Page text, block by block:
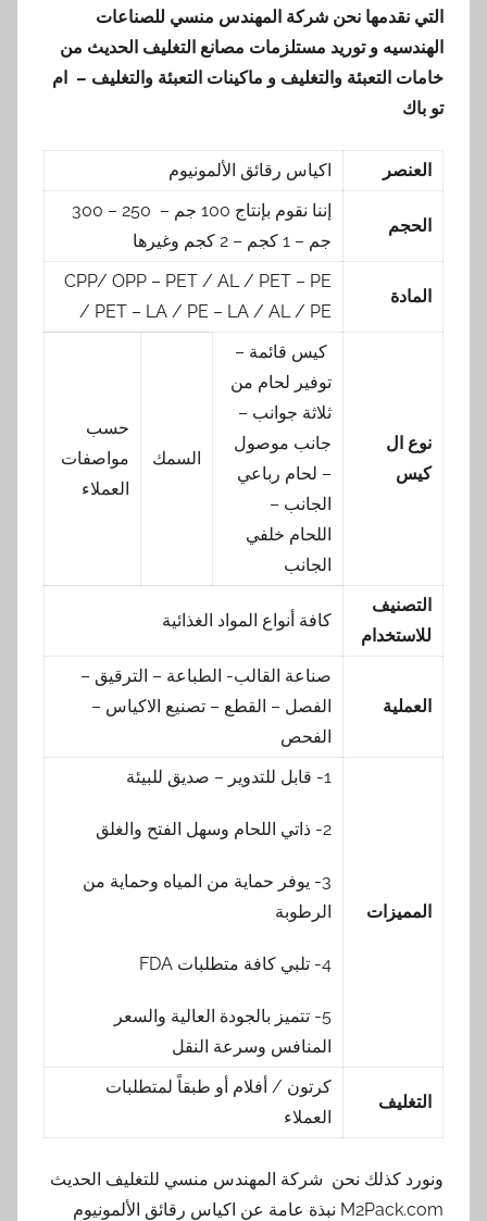
التي نقدمها نحن شركة المهندس منسي للصناعات
الهندسيه و توريد مستلزمات مصانع التغليف الحديث من
خامات التعبئة والتغليف و ماكينات التعبئة والتغليف – ام
تو باك
العنصر اكياس رقائق الألمونيوم
الحجم
إننا نقوم بإنتاج 100 جم – 250 – 300
جم – 1 كجم – 2 كجم وغيرها
المادة
CPP/ OPP – PET / AL / PET – PE
/ PET – LA / PE – LA / AL / PE
نوع ال
كيس
كيس قائمة –
توفير لحام من
ثلاثة جوانب –
جانب موصول
– لحام رباعي
الجانب –
اللحام خلفي
الجانب
السمك
حسب
مواصفات
العملاء
التصنيف
للاستخدام
كافة أنواع المواد الغذائية
العملية
صناعة القالب- الطباعة – الترقيق –
الفصل – القطع – تصنيع الاكياس –
الفحص
المميزات
1- قابل للتدوير – صديق للبيئة
2- ذاتي اللحام وسهل الفتح والغلق
3- يوفر حماية من المياه وحماية من
الرطوبة
4- تلبي كافة متطلبات FDA
5- تتميز بالجودة العالية والسعر
المنافس وسرعة النقل
التغليف
كرتون / أفلام أو طبقاً لمتطلبات
العملاء
ونورد كذلك نحن شركة المهندس منسي للتغليف الحديث
M2Pack.com نبذة عامة عن اكياس رقائق الألمونيوم